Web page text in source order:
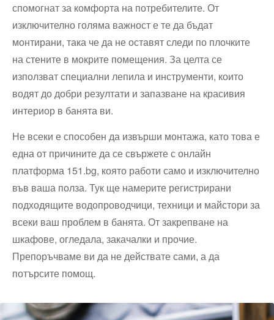
спомогнат за комфорта на потребителите. От
изключително голяма важност е те да бъдат
монтирани, така че да не оставят следи по плочките
на стените в мокрите помещения. За целта се
използват специални лепила и инструменти, които
водят до добри резултати и запазване на красивия
интериор в банята ви.
Не всеки е способен да извърши монтажа, като това е
една от причините да се свържете с онлайн
платформа 151.bg, която работи само и изключително
във ваша полза. Тук ще намерите регистрирани
подходящите водопроводчици, техници и майстори за
всеки ваш проблем в банята. От закрепване на
шкафове, огледала, закачалки и прочие.
Препоръчваме ви да не действате сами, а да
потърсите помощ.